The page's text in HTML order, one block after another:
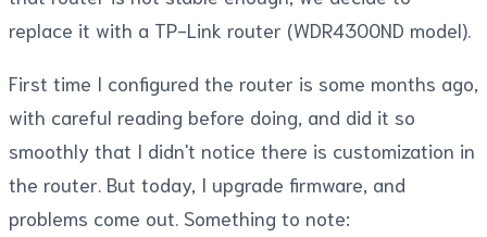
replace it with a TP-Link router (WDR4300ND model).
First time I configured the router is some months ago,
with careful reading before doing, and did it so
smoothly that I didn't notice there is customization in
the router. But today, I upgrade firmware, and
problems come out. Something to note: